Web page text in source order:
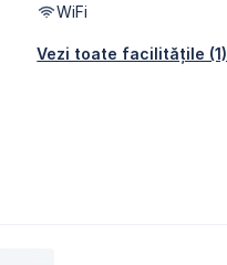
WiFi
Vezi toate facilitățile (1)